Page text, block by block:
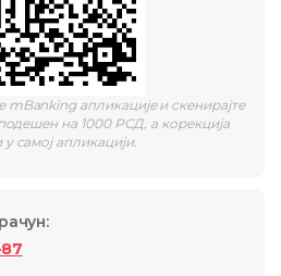
апликације и скенирајте
на 1000 РСД, а корекција
самој апликацији.
: